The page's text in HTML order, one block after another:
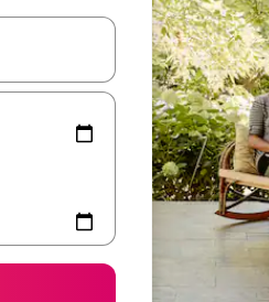
navega con las teclas de flecha